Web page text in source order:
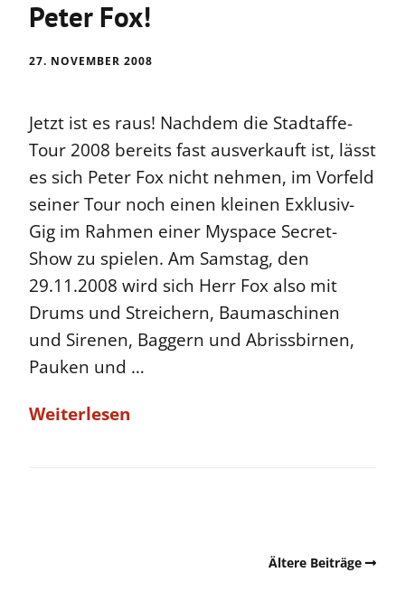
Peter Fox!
27. NOVEMBER 2008
Jetzt ist es raus! Nachdem die Stadtaffe-
Tour 2008 bereits fast ausverkauft ist, lässt
es sich Peter Fox nicht nehmen, im Vorfeld
seiner Tour noch einen kleinen Exklusiv-
Gig im Rahmen einer Myspace Secret-
Show zu spielen. Am Samstag, den
29.11.2008 wird sich Herr Fox also mit
Drums und Streichern, Baumaschinen
und Sirenen, Baggern und Abrissbirnen,
Pauken und …
Weiterlesen
Ältere Beiträge